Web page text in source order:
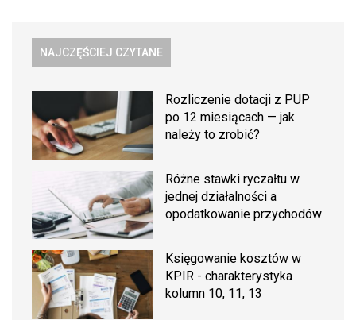
NAJCZĘŚCIEJ CZYTANE
Rozliczenie dotacji z PUP
po 12 miesiącach — jak
należy to zrobić?
Różne stawki ryczałtu w
jednej działalności a
opodatkowanie przychodów
Księgowanie kosztów w
KPIR - charakterystyka
kolumn 10, 11, 13